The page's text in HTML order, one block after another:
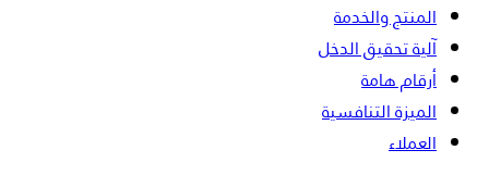
المنتج والخدمة
آلية تحقيق الدخل
أرقام هامة
الميزة التنافسية
العملاء